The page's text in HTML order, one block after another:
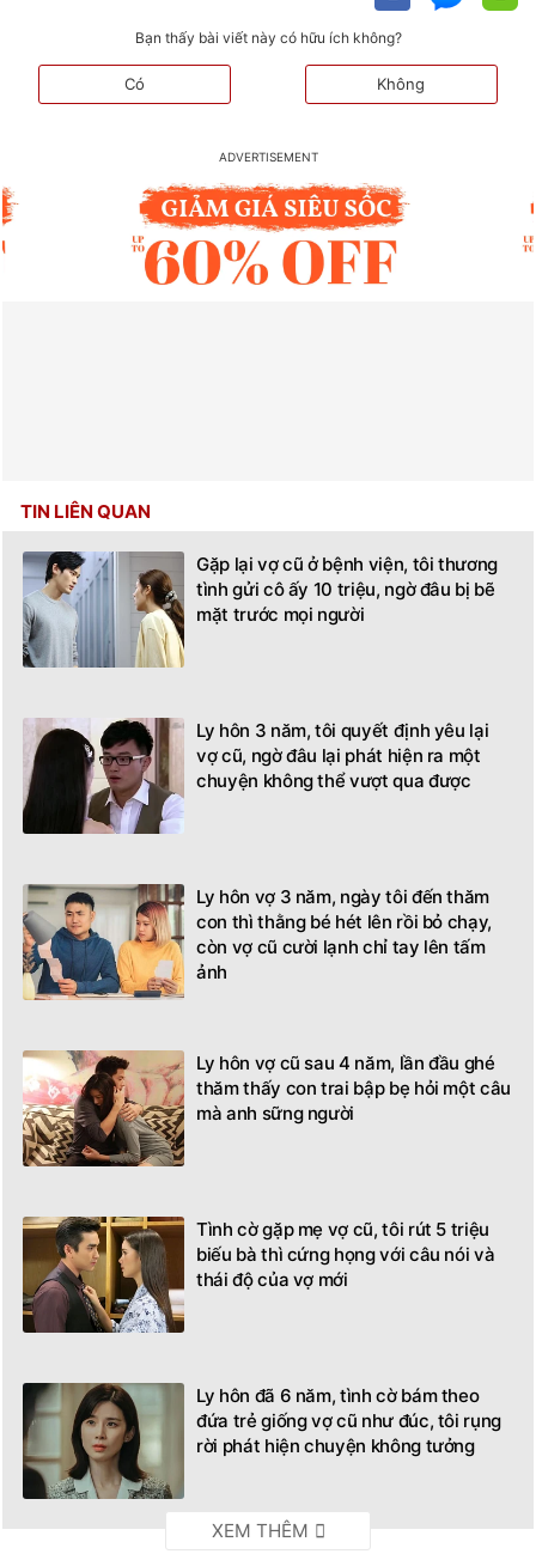
Bạn thấy bài viết này có hữu ích không?
Có Không
TIN LIÊN QUAN
Gặp lại vợ cũ ở bệnh viện, tôi thương
tình gửi cô ấy 10 triệu, ngờ đâu bị bẽ
mặt trước mọi người
Ly hôn 3 năm, tôi quyết định yêu lại
vợ cũ, ngờ đâu lại phát hiện ra một
chuyện không thể vượt qua được
Ly hôn vợ 3 năm, ngày tôi đến thăm
con thì thằng bé hét lên rồi bỏ chạy,
còn vợ cũ cười lạnh chỉ tay lên tấm
ảnh
Ly hôn vợ cũ sau 4 năm, lần đầu ghé
thăm thấy con trai bập bẹ hỏi một câu
mà anh sững người
Tình cờ gặp mẹ vợ cũ, tôi rút 5 triệu
biếu bà thì cứng họng với câu nói và
thái độ của vợ mới
Ly hôn đã 6 năm, tình cờ bám theo
đứa trẻ giống vợ cũ như đúc, tôi rụng
rời phát hiện chuyện không tưởng